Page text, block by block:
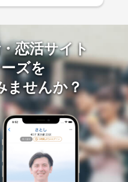
恋活サイト
ズを
ませんか？